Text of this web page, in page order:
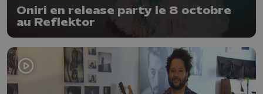
Oniri en release party le 8 octobre
au Reflektor